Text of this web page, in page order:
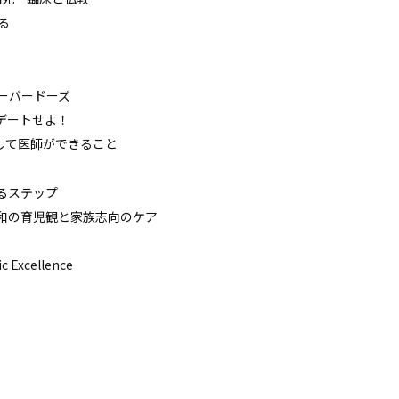
バードーズ
トせよ！
医師ができること
ステップ
育児観と家族志向のケア
Excellence